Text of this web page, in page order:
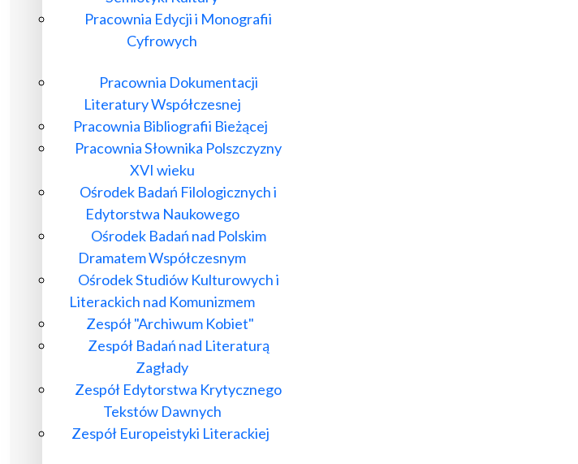
Pracownia Edycji i Monografii
Cyfrowych
Pracownia Dokumentacji
Literatury Współczesnej
Pracownia Bibliografii Bieżącej
Pracownia Słownika Polszczyzny
XVI wieku
Ośrodek Badań Filologicznych i
Edytorstwa Naukowego
Ośrodek Badań nad Polskim
Dramatem Współczesnym
Ośrodek Studiów Kulturowych i
Literackich nad Komunizmem
Zespół "Archiwum Kobiet"
Zespół Badań nad Literaturą
Zagłady
Zespół Edytorstwa Krytycznego
Tekstów Dawnych
Zespół Europeistyki Literackiej